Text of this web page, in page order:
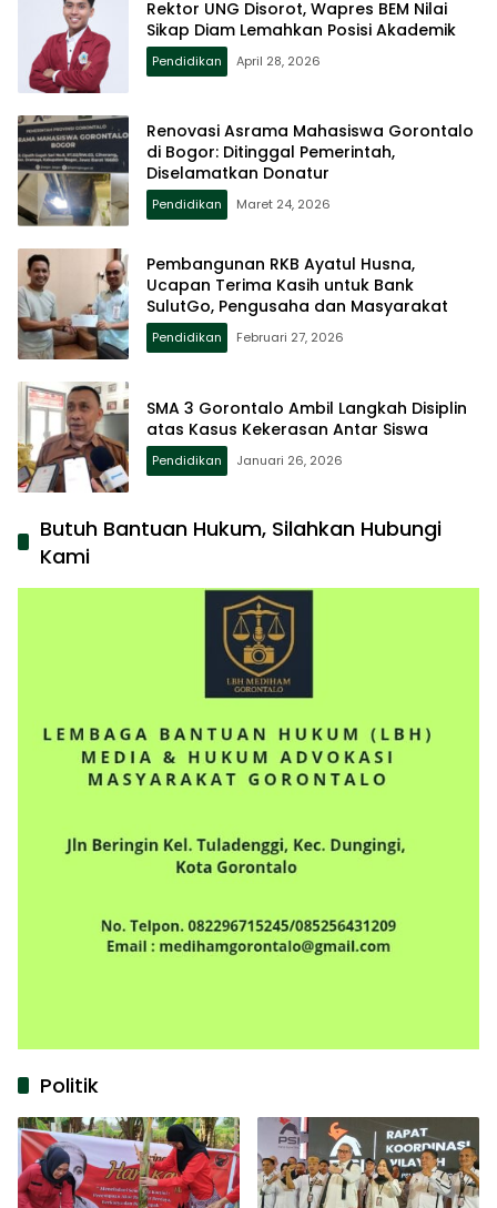
Rektor UNG Disorot, Wapres BEM Nilai
Sikap Diam Lemahkan Posisi Akademik
Pendidikan April 28, 2026
Renovasi Asrama Mahasiswa Gorontalo
di Bogor: Ditinggal Pemerintah,
Diselamatkan Donatur
Pendidikan Maret 24, 2026
Pembangunan RKB Ayatul Husna,
Ucapan Terima Kasih untuk Bank
SulutGo, Pengusaha dan Masyarakat
Pendidikan Februari 27, 2026
SMA 3 Gorontalo Ambil Langkah Disiplin
atas Kasus Kekerasan Antar Siswa
Pendidikan Januari 26, 2026
Butuh Bantuan Hukum, Silahkan Hubungi
Kami
Politik